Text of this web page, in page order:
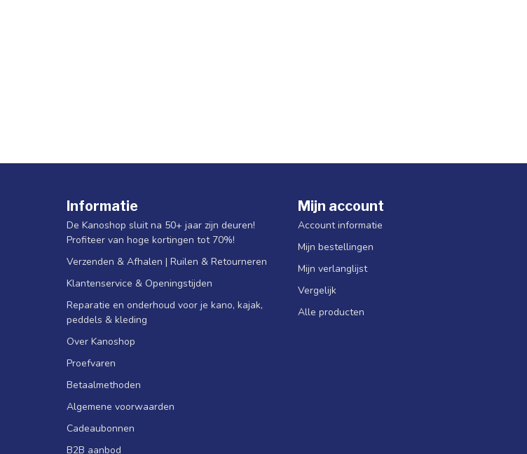
Informatie
De Kanoshop sluit na 50+ jaar zijn deuren!
Profiteer van hoge kortingen tot 70%!
Verzenden & Afhalen | Ruilen & Retourneren
Klantenservice & Openingstijden
Reparatie en onderhoud voor je kano, kajak,
peddels & kleding
Over Kanoshop
Proefvaren
Betaalmethoden
Algemene voorwaarden
Cadeaubonnen
B2B aanbod
Mijn account
Account informatie
Mijn bestellingen
Mijn verlanglijst
Vergelijk
Alle producten